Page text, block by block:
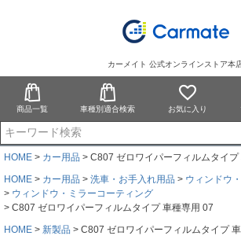
カーメイト 公式オンラインストア本
商品一覧 車種別適合検索 お気に入り
HOME カー用品
C807 ゼロワイパーフィルムタイプ
HOME
カー用品 洗車・お手入れ用品
ウィンドウ
ウィンドウ・ミラーコーティング
C807 ゼロワイパーフィルムタイプ 車種専用 07
HOME
新製品 C807 ゼロワイパーフィルムタイプ